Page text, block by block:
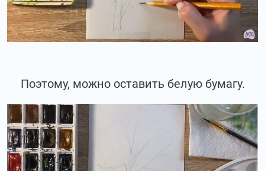
Поэтому, можно оставить белую бумагу.